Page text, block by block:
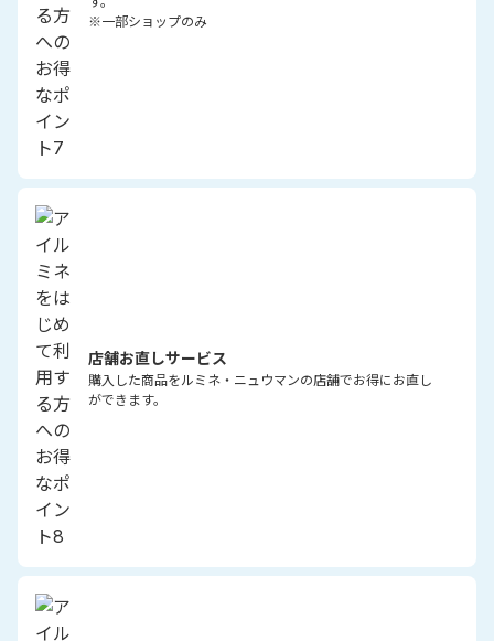
※一部ショップのみ
店舗お直しサービス
購入した商品をルミネ・ニュウマンの店舗でお得にお直し
ができます。